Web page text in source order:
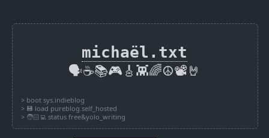
michaël.txt
🗣️☕📚🎮🎸👾🌈☮️📽️🤘